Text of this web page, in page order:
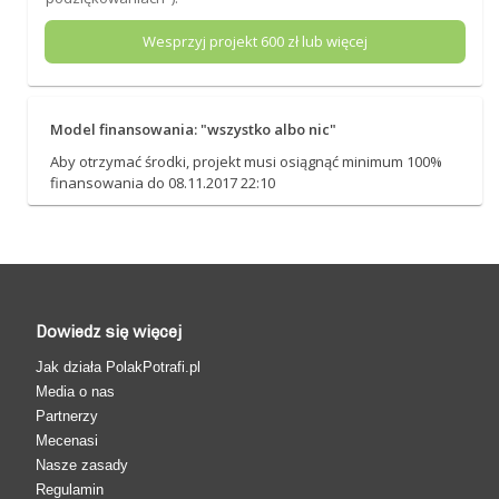
Wesprzyj projekt 600zł lub więcej
Model finansowania: "wszystko albo nic"
Aby otrzymać środki, projekt musi osiągnąć minimum 100%
finansowania do 08.11.2017 22:10
Dowiedz się więcej
Jak działa PolakPotrafi.pl
Media o nas
Partnerzy
Mecenasi
Nasze zasady
Regulamin